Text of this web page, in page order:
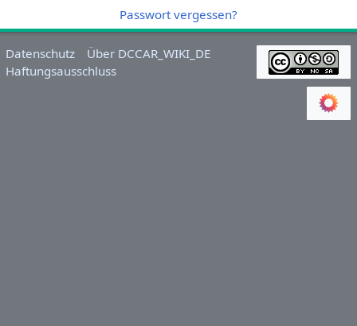
Passwort vergessen?
Datenschutz
Über DCCAR_WIKI_DE
Haftungsausschluss